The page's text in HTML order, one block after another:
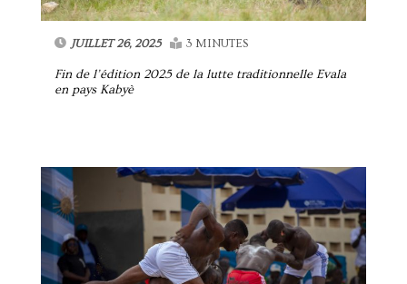
JUILLET 26, 2025 3 MINUTES
Fin de l’édition 2025 de la lutte traditionnelle Evala
en pays Kabyè